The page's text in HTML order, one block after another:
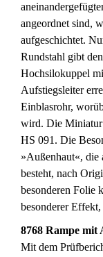
angeordnet sind,
aufgeschichtet.
Rundstahl gibt
Hochsilokuppel
Aufstiegsleiter
Einblasrohr,
wird. Die Miniatur
HS 091. Die
»Außenhaut«, die
besteht, nach
besonderen Folie
besonderer
8768 Rampe mit
Mit dem